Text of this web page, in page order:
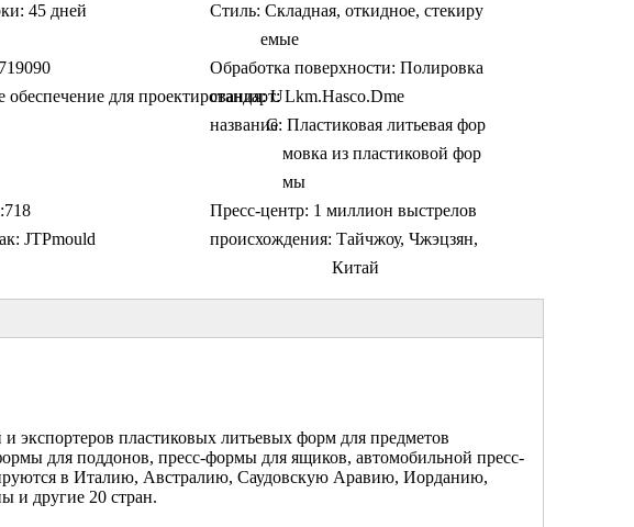
45 дней Стиль: Складная, откидное, стекиру
емые
Обработка поверхности: Полировка
для проектирования:U
G
стандарт:Lkm.Hasco.Dme
название: Пластиковая литьевая фор
мовка из пластиковой фор
мы
718 Пресс-центр: 1 миллион выстрелов
JTPmould происхождения: Тайчжоу, Чжэцзян,
Китай
экспортеров пластиковых литьевых форм для предметов
для поддонов, пресс-формы для ящиков, автомобильной пресс-
в Италию, Австралию, Саудовскую Аравию, Иорданию,
другие 20 стран.